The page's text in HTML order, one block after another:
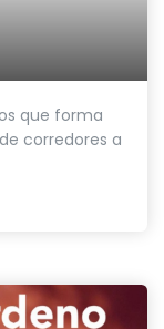
que forma
de corredores a